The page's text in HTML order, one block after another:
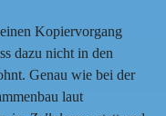
Kopiervorgang
dazu nicht in den
Genau wie bei der
laut